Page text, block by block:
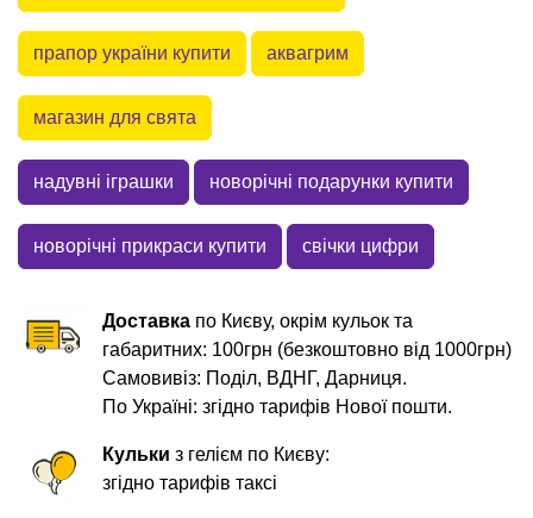
прапор україни купити аквагрим
магазин для свята
надувні іграшки новорічні подарунки купити
новорічні прикраси купити свічки цифри
Доставка по Києву, окрім кульок та
габаритних: 100грн (безкоштовно від 1000грн)
Самовивіз: Поділ, ВДНГ, Дарниця.
По Україні: згідно тарифів Нової пошти.
Кульки з гелієм по Києву:
згідно тарифів таксі